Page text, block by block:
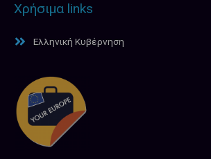
Χρήσιμα links
Ελληνική Κυβέρνηση